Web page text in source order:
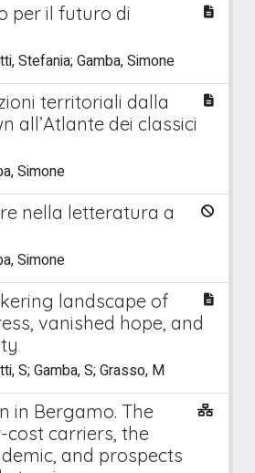
per il futuro di
Stefania; Gamba, Simone
territoriali dalla
all’Atlante dei classici
Simone
nella letteratura a
Simone
landscape of
vanished hope, and
S; Gamba, S; Grasso, M
in Bergamo. The
carriers, the
and prospects